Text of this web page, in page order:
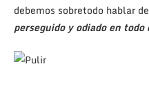
debemos sobretodo hablar
perseguido y odiado en